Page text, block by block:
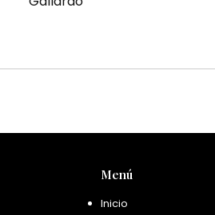
Menú
Inicio